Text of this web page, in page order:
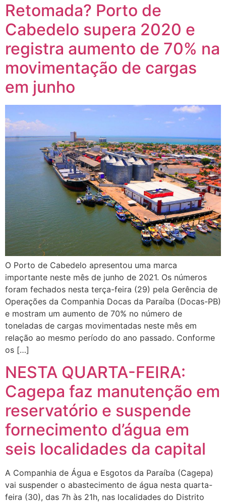
Retomada? Porto de
Cabedelo supera 2020 e
registra aumento de 70% na
movimentação de cargas
em junho
O Porto de Cabedelo apresentou uma marca
importante neste mês de junho de 2021. Os números
foram fechados nesta terça-feira (29) pela Gerência de
Operações da Companhia Docas da Paraíba (Docas-PB)
e mostram um aumento de 70% no número de
toneladas de cargas movimentadas neste mês em
relação ao mesmo período do ano passado. Conforme
os […]
NESTA QUARTA-FEIRA:
Cagepa faz manutenção em
reservatório e suspende
fornecimento d’água em
seis localidades da capital
A Companhia de Água e Esgotos da Paraíba (Cagepa)
vai suspender o abastecimento de água nesta quarta-
feira (30), das 7h às 21h, nas localidades do Distrito